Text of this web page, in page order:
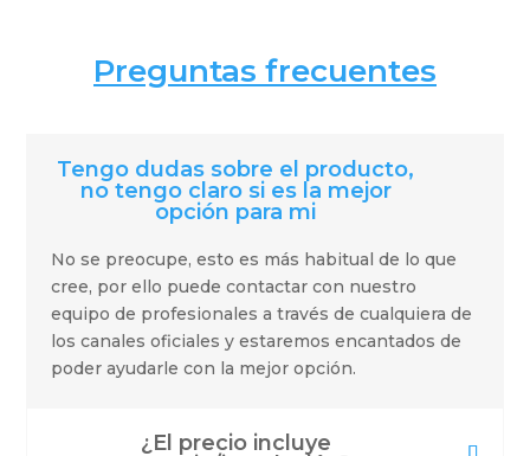
Preguntas frecuentes
Tengo dudas sobre el producto,
no tengo claro si es la mejor
opción para mi
No se preocupe, esto es más habitual de lo que
cree, por ello puede contactar con nuestro
equipo de profesionales a través de cualquiera de
los canales oficiales y estaremos encantados de
poder ayudarle con la mejor opción.
¿El precio incluye